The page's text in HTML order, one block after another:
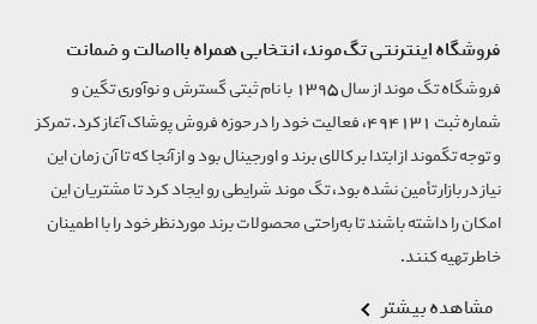
فروشگاه اینترنتی تگ‌موند، انتخابی همراه بااصالت و ضمانت
فروشگاه تگ موند از سال 1395 با نام ثبتی گسترش و نوآوری تگین و
شماره ثبت 494131، فعالیت خود را در حوزه فروش پوشاک آغاز کرد. تمرکز
و توجه تگموند از ابتدا بر کالای برند و اورجینال بود و از آنجا که تا آن زمان این
نیاز در بازار تأمین نشده بود، تگ موند شرایطی رو ایجاد کرد تا مشتریان این
امکان را داشته باشند تا به‌راحتی محصولات برند مورد‌نظر خود را با اطمینان
خاطر تهیه کنند.
مشاهده بیشتر